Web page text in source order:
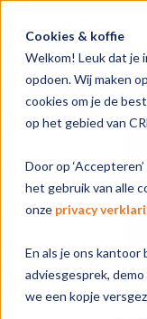
Cookies & koffie
Welkom! Leuk dat je
opdoen. Wij maken
cookies om je de
op het gebied van
Door op
het gebruik van alle
onze privacy
En als je ons
adviesgesprek,
we een kopje